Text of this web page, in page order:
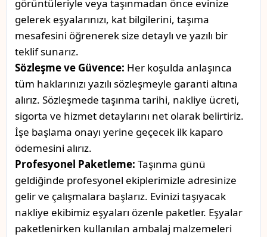
görüntüleriyle veya taşınmadan önce evinize
gelerek eşyalarınızı, kat bilgilerini, taşıma
mesafesini öğrenerek size detaylı ve yazılı bir
teklif sunarız.
Sözleşme ve Güvence: Her koşulda anlaşınca
tüm haklarınızı yazılı sözleşmeyle garanti altına
alırız. Sözleşmede taşınma tarihi, nakliye ücreti,
sigorta ve hizmet detaylarını net olarak belirtiriz.
İşe başlama onayı yerine geçecek ilk kaparo
ödemesini alırız.
Profesyonel Paketleme: Taşınma günü
geldiğinde profesyonel ekiplerimizle adresinize
gelir ve çalışmalara başlarız. Evinizi taşıyacak
nakliye ekibimiz eşyaları özenle paketler. Eşyalar
paketlenirken kullanılan ambalaj malzemeleri